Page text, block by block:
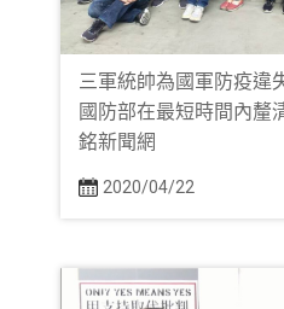
三軍統帥為國軍防疫
國防部在最短時間內釐
銘新聞網
2020/04/22